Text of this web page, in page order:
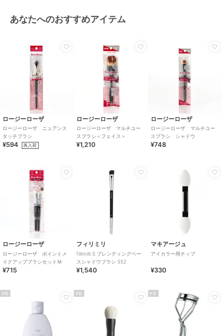
あなたへのおすすめアイテム
ロージーローザ
ロージーローザ ニュアンス
タッチブラシ
¥594 再入荷
ロージーローザ
ロージーローザ マルチユー
スブラシ＜フェイス＞
¥1,210
ロージーローザ
ロージーローザ マルチユー
スブラシ シャドウ
¥748
ロージーローザ
ロージーローザ ポイントメ
イクアップブラシセットＭ
¥715
フィリミリ
fillimilli S ブレンディングベー
スシャドウブラシ 552
¥1,540
マキアージュ
アイカラー用チップ
¥330
PR PR PR